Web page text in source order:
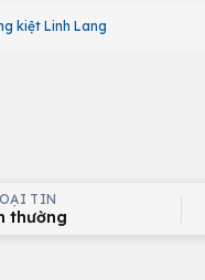
kiệt Linh Lang
TIN
thường